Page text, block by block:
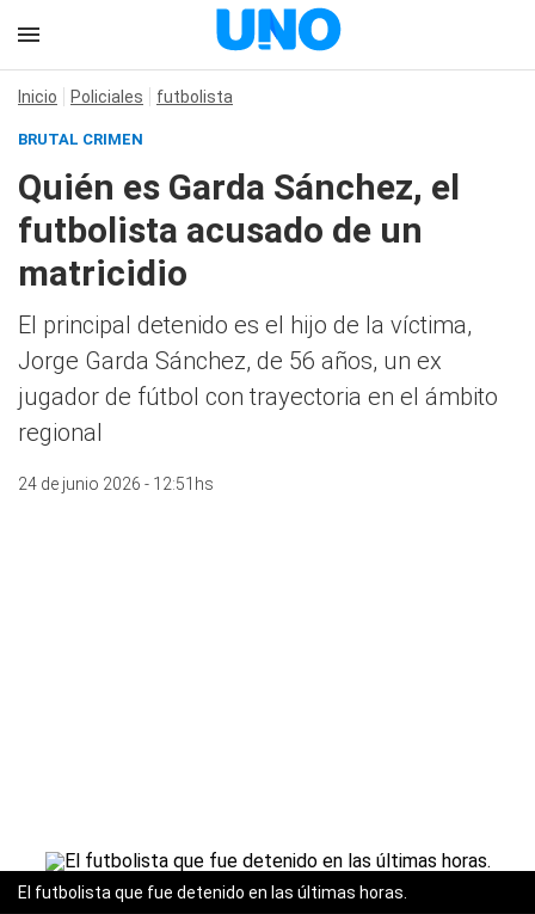
Inicio Policiales futbolista
BRUTAL CRIMEN
Quién es Garda Sánchez, el
futbolista acusado de un
matricidio
El principal detenido es el hijo de la víctima,
Jorge Garda Sánchez, de 56 años, un ex
jugador de fútbol con trayectoria en el ámbito
regional
24 de junio 2026 - 12:51hs
El futbolista que fue detenido en las últimas horas.